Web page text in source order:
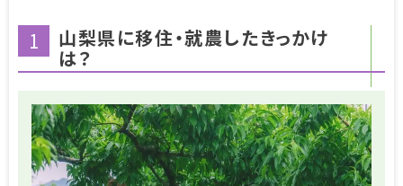
1 山梨県に移住・就農したきっかけ
は？